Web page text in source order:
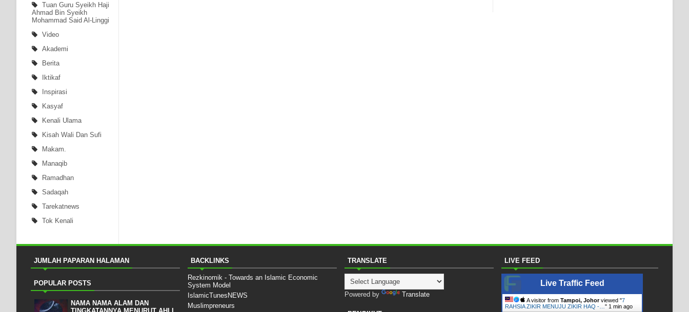
Tuan Guru Syeikh Haji
Ahmad Bin Syeikh
Mohammad Said Al-Linggi
Video
Akademi
Berita
Iktikaf
Inspirasi
Kasyaf
Kenali Ulama
Kisah Wali Dan Sufi
Makam.
Manaqib
Ramadhan
Sadaqah
Tarekatnews
Tok Kenali
JUMLAH PAPARAN HALAMAN
POPULAR POSTS
NAMA NAMA ALAM DAN
BACKLINKS
Rezkinomik - Towards an Islamic Economic
System Model
IslamicTunesNEWS
Muslimpreneurs
TRANSLATE
Powered by Translate
LIVE FEED
Live Traffic Feed
A visitor from Tampoi, Johorviewed "7
RAHSIA ZIKIR MENUJU ZIKIR HAQ -… " 1 min ago